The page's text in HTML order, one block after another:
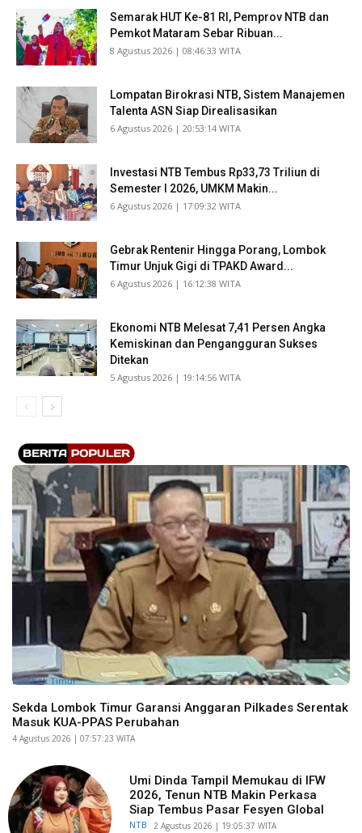
Semarak HUT Ke-81 RI, Pemprov NTB dan
Pemkot Mataram Sebar Ribuan...
​8 Agustus 2026 | 08:46:33 WITA
Lompatan Birokrasi NTB, Sistem Manajemen
Talenta ASN Siap Direalisasikan
​6 Agustus 2026 | 20:53:14 WITA
Investasi NTB Tembus Rp33,73 Triliun di
Semester I 2026, UMKM Makin...
​6 Agustus 2026 | 17:09:32 WITA
Gebrak Rentenir Hingga Porang, Lombok
Timur Unjuk Gigi di TPAKD Award...
​6 Agustus 2026 | 16:12:38 WITA
Ekonomi NTB Melesat 7,41 Persen Angka
Kemiskinan dan Pengangguran Sukses
Ditekan
​5 Agustus 2026 | 19:14:56 WITA
Lombok Timur
Sekda Lombok Timur Garansi Anggaran Pilkades Serentak
Masuk KUA-PPAS Perubahan
​4 Agustus 2026 | 07:57:23 WITA
Umi Dinda Tampil Memukau di IFW
2026, Tenun NTB Makin Perkasa
Siap Tembus Pasar Fesyen Global
NTB ​2 Agustus 2026 | 19:05:37 WITA